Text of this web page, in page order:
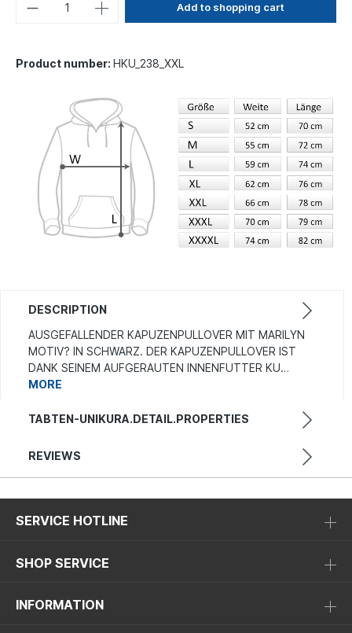
Add to shopping cart
Product number: HKU_238_XXL
DESCRIPTION
AUSGEFALLENDER KAPUZENPULLOVER MIT MARILYN
MOTIV? IN SCHWARZ. DER KAPUZENPULLOVER IST
DANK SEINEM AUFGERAUTEN INNENFUTTER KU…
MORE
TABTEN-UNIKURA.DETAIL.PROPERTIES
REVIEWS
SERVICE HOTLINE
SHOP SERVICE
INFORMATION